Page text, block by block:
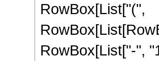
RowBox[List["(",
RowBox[List["-",